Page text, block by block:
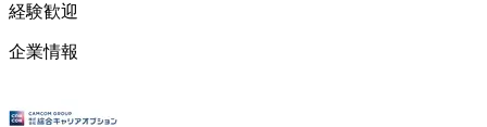
経験歓迎
企業情報